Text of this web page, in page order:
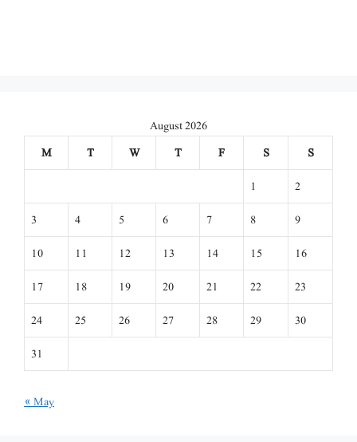
August 2026
M
T W T F S
S
1
2
3
4 5 6 7 8
9
10
11 12 13 14 15
16
17
18 19 20 21 22
23
24
25 26 27 28 29
30
31
« May